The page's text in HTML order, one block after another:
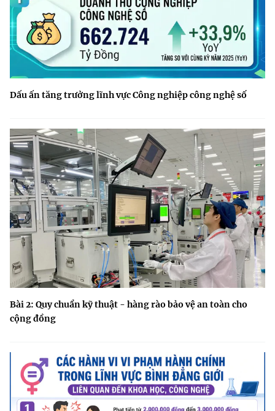
Dấu ấn tăng trưởng lĩnh vực Công nghiệp công nghệ số
Bài 2: Quy chuẩn kỹ thuật - hàng rào bảo vệ an toàn cho
cộng đồng